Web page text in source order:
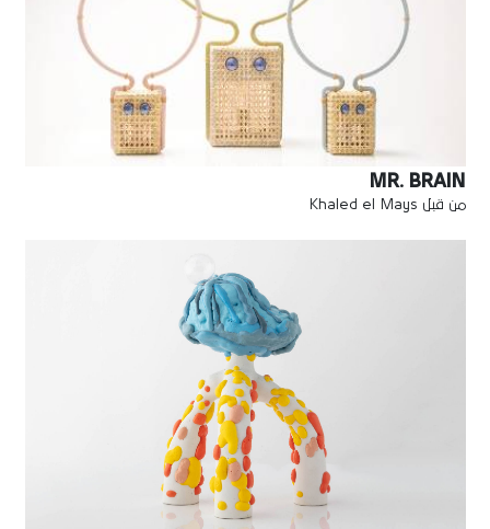
MR. BRAIN
من قبل Khaled el Mays